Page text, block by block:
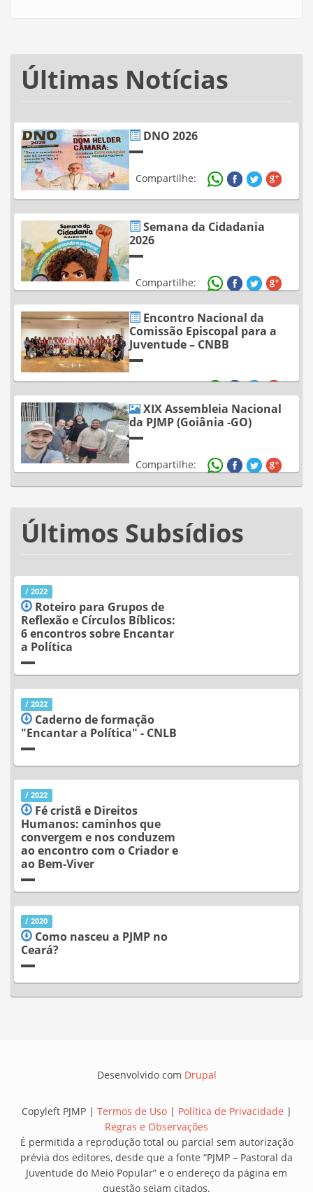
Últimas Notícias
DNO 2026
Compartilhe:
Semana da Cidadania
2026
Compartilhe:
Encontro Nacional da
Comissão Episcopal para a
Juventude – CNBB
Compartilhe:
XIX Assembleia Nacional
da PJMP (Goiânia -GO)
Compartilhe:
Últimos Subsídios
/ 2022
Roteiro para Grupos de
Reflexão e Círculos Bíblicos:
6 encontros sobre Encantar
a Política
/ 2022
Caderno de formação
"Encantar a Política" - CNLB
/ 2022
Fé cristã e Direitos
Humanos: caminhos que
convergem e nos conduzem
ao encontro com o Criador e
ao Bem-Viver
/ 2020
Como nasceu a PJMP no
Ceará?
Desenvolvido com Drupal
Copyleft PJMP | Termos de Uso| Política de Privacidade |
Regras e Observações
É permitida a reprodução total ou parcial sem autorização
prévia dos editores, desde que a fonte “PJMP – Pastoral da
Juventude do Meio Popular” e o endereço da página em
questão sejam citados.